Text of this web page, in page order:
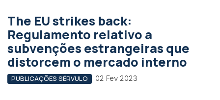
The EU strikes back:
Regulamento relativo a
subvenções estrangeiras que
distorcem o mercado interno
PUBLICAÇÕES SÉRVULO 02 Fev 2023